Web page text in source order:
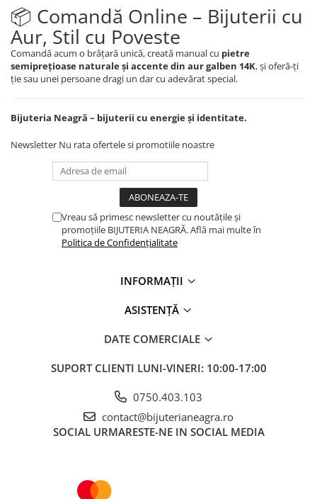
📦 Comandă Online – Bijuterii cu
Aur, Stil cu Poveste
Comandă acum o brățară unică, creată manual cu pietre
semiprețioase naturale și accente din aur galben 14K, și oferă-ți
ție sau unei persoane dragi un dar cu adevărat special.
Bijuteria Neagră – bijuterii cu energie și identitate.
Newsletter Nu rata ofertele si promotiile noastre
Vreau să primesc newsletter cu noutățile și
promoțiile BIJUTERIA NEAGRĂ. Află mai multe în
Politica de Confidențialitate
INFORMAȚII
ASISTENȚĂ
DATE COMERCIALE
SUPORT CLIENTI LUNI-VINERI: 10:00-17:00
0750.403.103
contact@bijuterianeagra.ro
SOCIAL URMARESTE-NE IN SOCIAL MEDIA